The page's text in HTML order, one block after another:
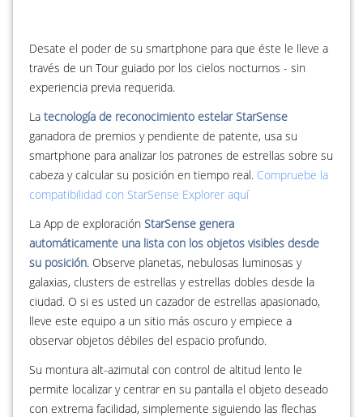
Desate el poder de su smartphone para que éste le lleve a
través de un Tour guiado por los cielos nocturnos - sin
experiencia previa requerida.
La tecnología de reconocimiento estelar StarSense
ganadora de premios y pendiente de patente, usa su
smartphone para analizar los patrones de estrellas sobre su
cabeza y calcular su posición en tiempo real. Compruebe la
compatibilidad con StarSense Explorer aquí
La App de exploración StarSense genera
automáticamente una lista con los objetos visibles desde
su posición. Observe planetas, nebulosas luminosas y
galaxias, clusters de estrellas y estrellas dobles desde la
ciudad. O si es usted un cazador de estrellas apasionado,
lleve este equipo a un sitio más oscuro y empiece a
observar objetos débiles del espacio profundo.
Su montura alt-azimutal con control de altitud lento le
permite localizar y centrar en su pantalla el objeto deseado
con extrema facilidad, simplemente siguiendo las flechas